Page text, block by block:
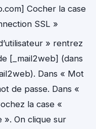
Cocher la case
SSL »
» rentrez
[_mail2web] (dans
Dans « Mot
de passe. Dans «
la case «
». On clique sur